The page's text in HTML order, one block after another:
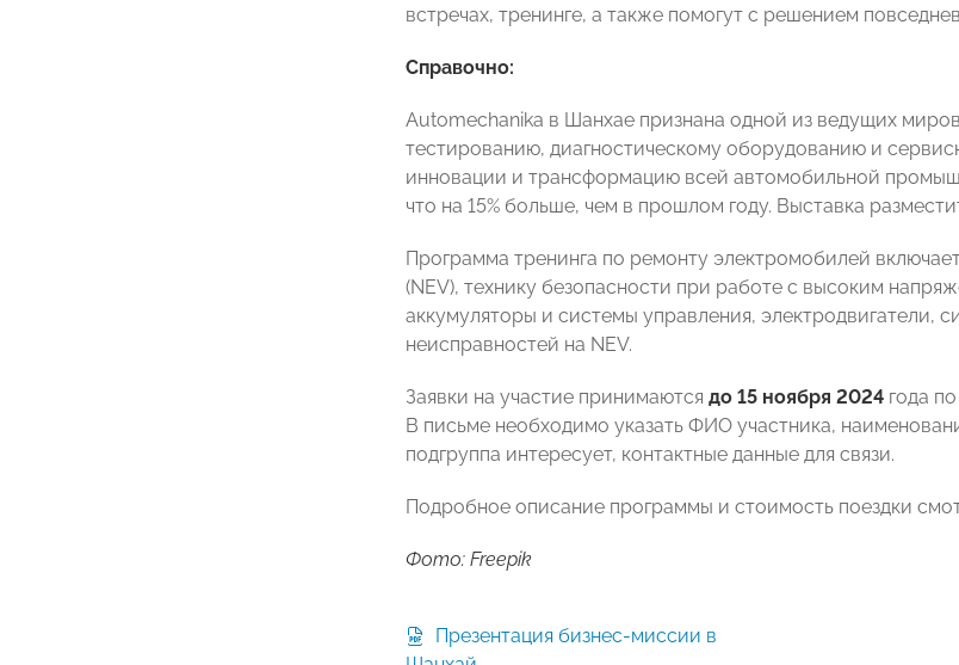
встречах, тренинге, а также помогут с решением
Справочно:
Automechanika в Шанхае признана одной из ведущих
тестированию, диагностическому оборудованию и
инновации и трансформацию всей автомобильной
что на 15% больше, чем в прошлом году. Выставка
Программа тренинга по ремонту электромобилей
(NEV), технику безопасности при работе с высоким
аккумуляторы и системы управления, электродвигатели,
неисправностей на NEV.
Заявки на участие принимаются до 15 ноября 2024 года
В письме необходимо указать ФИО участника,
подгруппа интересует, контактные данные для связи.
Подробное описание программы и стоимость поездки
Фото: Freepik